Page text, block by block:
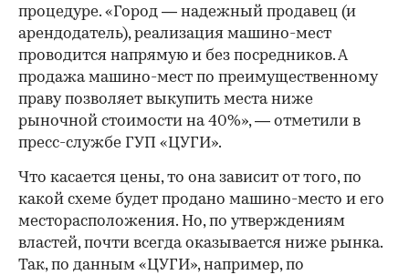
процедуре. «Город — надежный продавец (и
арендодатель), реализация машино-мест
проводится напрямую и без посредников. А
продажа машино-мест по преимущественному
праву позволяет выкупить места ниже
рыночной стоимости на 40%», — отметили в
пресс-службе ГУП «ЦУГИ».
Что касается цены, то она зависит от того, по
какой схеме будет продано машино-место и его
месторасположения. Но, по утверждениям
властей, почти всегда оказывается ниже рынка.
Так, по данным «ЦУГИ», например, по